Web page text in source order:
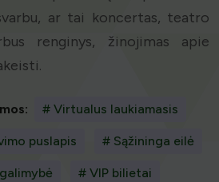
ar tai koncertas, teatro
renginys, žinojimas apie
# Virtualus laukiamasis
puslapis # Sąžininga eilė
# VIP bilietai